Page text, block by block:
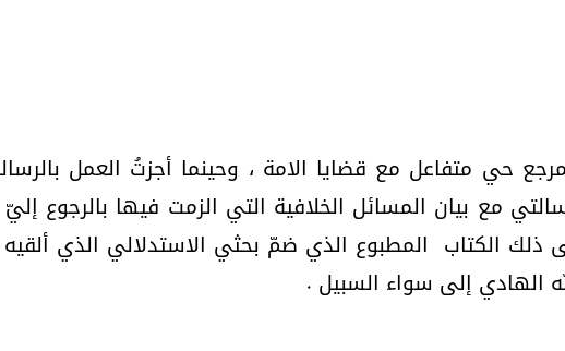
حي متفاعل مع قضايا الامة ، وحينما أجزتُ العمل
مع بيان المسائل الخلافية التي الزمت فيها بالرجوع
ذلك الكتاب المطبوع الذي ضمّ بحثي الاستدلالي الذي
الهادي إلى سواء السبيل .